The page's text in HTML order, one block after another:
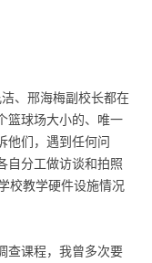
、邢海梅副校长都在
篮球场大小的、唯一
他们，遇到任何问
自分工做访谈和拍照
校教学硬件设施情况
查课程，我曾多次要